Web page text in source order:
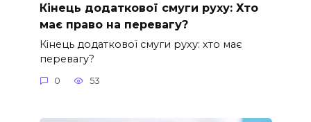
Кінець додаткової смуги руху: Хто
має право на перевагу?
Кінець додаткової смуги руху: хто має
перевагу?
0 53